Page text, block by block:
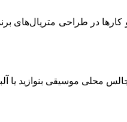
در طراحی متریال‌های
محلی موسیقی بنوازید یا